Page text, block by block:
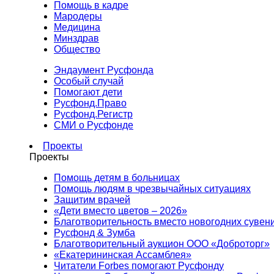
Помощь в кадре
Мародеры
Медицина
Минздрав
Общество
Эндаумент Русфонда
Особый случай
Помогают дети
Русфонд.Право
Русфонд.Регистр
СМИ о Русфонде
Проекты
Проекты
Помощь детям в больницах
Помощь людям в чрезвычайных ситуациях
Защитим врачей
«Дети вместо цветов – 2026»
Благотворительность вместо новогодних
Русфонд & Зумба
Благотворительный аукцион ООО «Доброторг»
«Екатерининская Ассамблея»
Читатели Forbes помогают Русфонду